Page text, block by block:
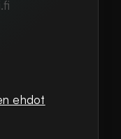
ehdot